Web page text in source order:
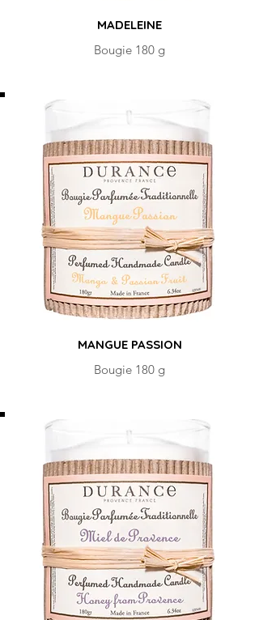
MADELEINE
Bougie 180 g
MANGUE PASSION
Bougie 180 g